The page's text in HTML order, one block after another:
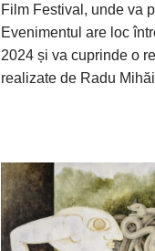
Film Festival, unde va
Evenimentul are loc
2024 și va cuprinde o
realizate de Radu